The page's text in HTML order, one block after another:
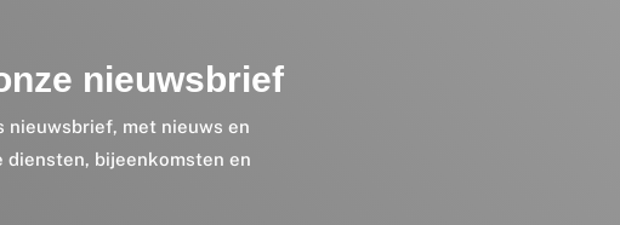
nieuwsbrief
nieuwsbrief, met nieuws en
diensten, bijeenkomsten en